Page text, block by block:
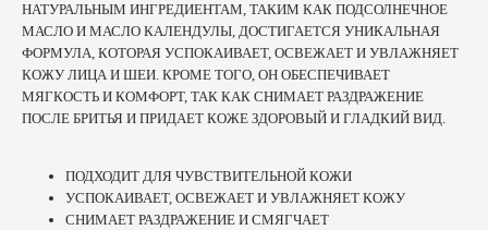
НАТУРАЛЬНЫМ ИНГРЕДИЕНТАМ, ТАКИМ КАК ПОДСОЛНЕЧНОЕ
МАСЛО И МАСЛО КАЛЕНДУЛЫ, ДОСТИГАЕТСЯ УНИКАЛЬНАЯ
ФОРМУЛА, КОТОРАЯ УСПОКАИВАЕТ, ОСВЕЖАЕТ И УВЛАЖНЯЕТ
КОЖУ ЛИЦА И ШЕИ. КРОМЕ ТОГО, ОН ОБЕСПЕЧИВАЕТ
МЯГКОСТЬ И КОМФОРТ, ТАК КАК СНИМАЕТ РАЗДРАЖЕНИЕ
ПОСЛЕ БРИТЬЯ И ПРИДАЕТ КОЖЕ ЗДОРОВЫЙ И ГЛАДКИЙ ВИД.
ПОДХОДИТ ДЛЯ ЧУВСТВИТЕЛЬНОЙ КОЖИ
УСПОКАИВАЕТ, ОСВЕЖАЕТ И УВЛАЖНЯЕТ КОЖУ
СНИМАЕТ РАЗДРАЖЕНИЕ И СМЯГЧАЕТ